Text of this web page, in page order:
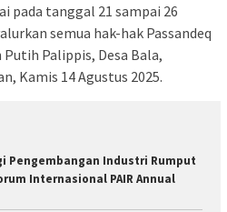
pada tanggal 21 sampai 26
semua hak-hak Passandeq
Palippis, Desa Bala,
Kamis 14 Agustus 2025.
Pengembangan Industri Rumput
Internasional PAIR Annual